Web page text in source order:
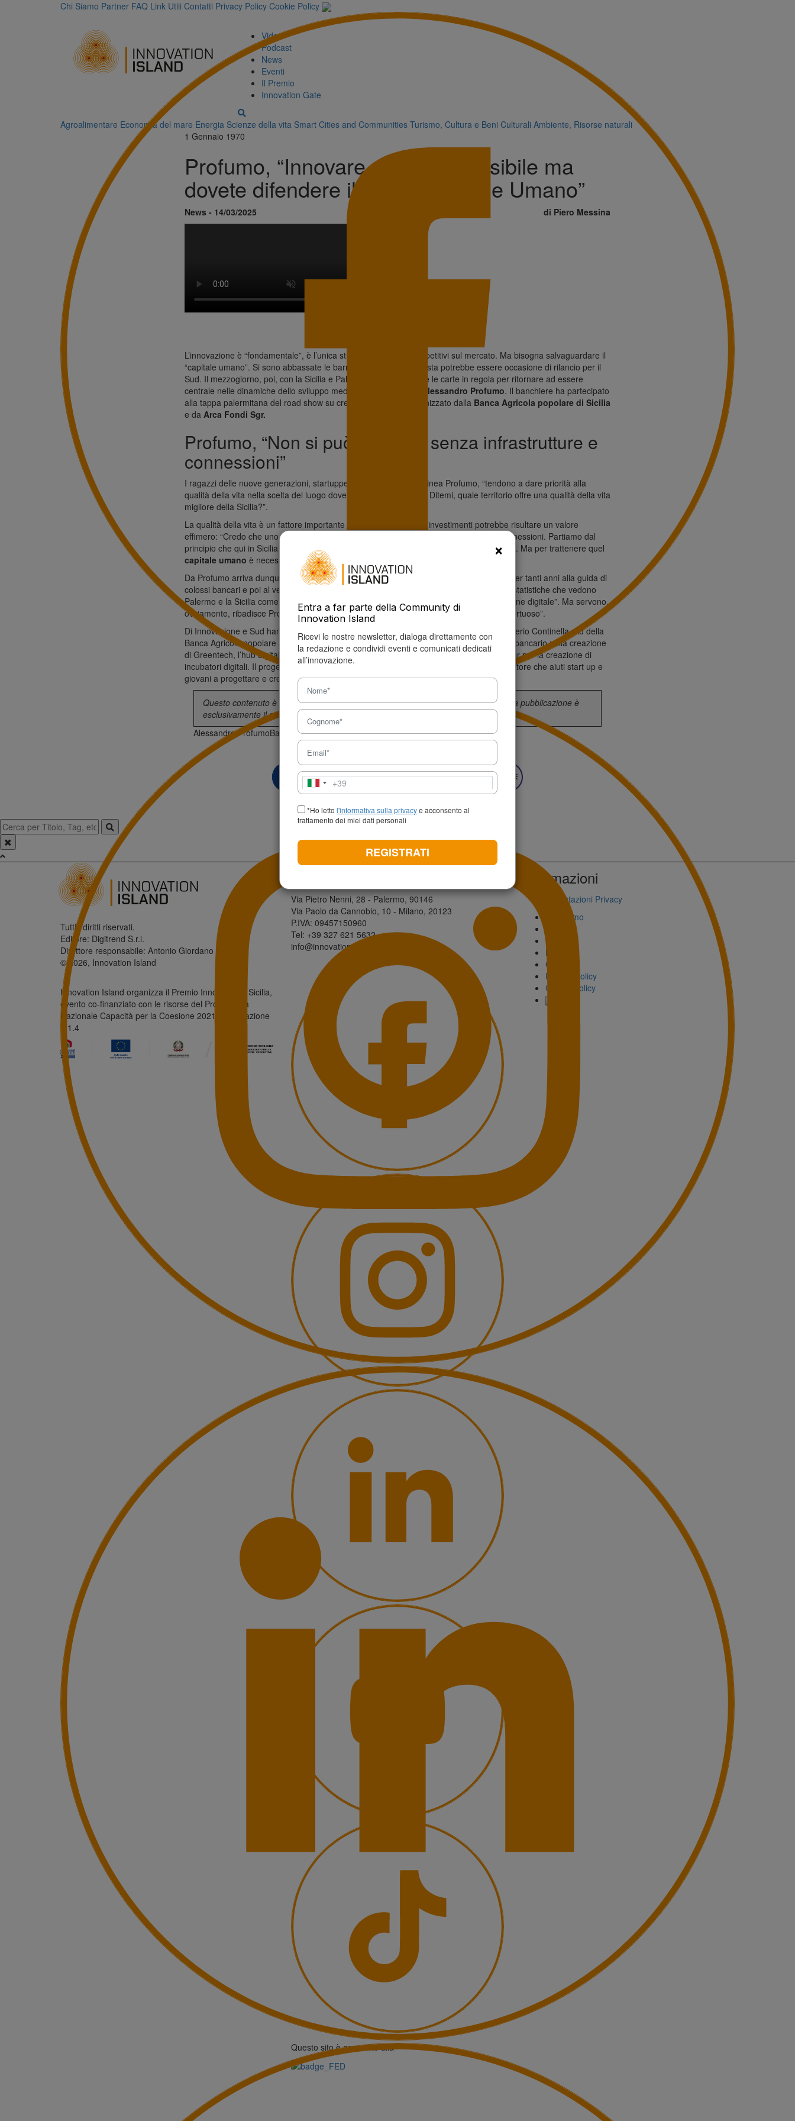
Chi Siamo Partner FAQ Link Utili Contatti Privacy Policy Cookie Policy
Video
Podcast
News
Eventi
Il Premio
Innovation Gate
Agroalimentare Economia del mare Energia Scienze della vita Smart Cities and Communities Turismo, Cultura e Beni Culturali Ambiente, Risorse naturali
1 Gennaio 1970
Profumo, “Innovare al Sud è possibile ma
dovete difendere il vostro Capitale Umano”
News - 14/03/2025 di Piero Messina
L’innovazione è “fondamentale”, è l’unica strada per restare competitivi sul mercato. Ma bisogna salvaguardare il
“capitale umano”. Si sono abbassate le barriere d’ingresso e questa potrebbe essere occasione di rilancio per il
Sud. Il mezzogiorno, poi, con la Sicilia e Palermo in testa, ha tutte le carte in regola per ritornare ad essere
centrale nelle dinamiche dello sviluppo mediterraneo. Parola di
Alessandro Profumo. Il banchiere ha partecipato
alla tappa palermitana del road show su credito e territorio, organizzato dalla Banca Agricola popolare di Sicilia
e da Arca Fondi Sgr.
Profumo, “Non si può innovare senza infrastrutture e
connessioni”
I ragazzi delle nuove generazioni, startupper e innovatori – sottolinea Profumo, “tendono a dare priorità alla
qualità della vita nella scelta del luogo dove vive e dove lavorare. Ditemi, quale territorio offre una qualità della vita
migliore della Sicilia?”.
La qualità della vita è un fattore importante ma non basta, senza investimenti potrebbe risultare un valore
effimero: “Credo che uno dei temi fondamentali sia quello delle infrastrutture e delle connessioni. Partiamo dal
principio che qui in Sicilia ci sono buone Università, come gli Atenei di Palermo e Catania. Ma per trattenere quel
capitale umano è necessario che gli imprenditori si diano da fare”.
Da Profumo arriva dunque un endorsment al territorio, al Sud. Le parole del manager, per tanti anni alla guida di
colossi bancari e poi al vertice di Leonardo Finmeccanica, è una conferma indiretta alle statistiche che vedono
Palermo e la Sicilia come una delle mete più ambite dai giovani impegnati nella “rivoluzione digitale”. Ma servono,
ovviamente, ribadisce Profumo, “investimenti e infrastrutture per creare un ecosistema virtuoso”.
Di Innovazione e Sud hanno parlato anche Lorenzo Bini Smaghi di Fondi Arca Sgr e Saverio Continella, Ad della
Banca Agricola popolare si Sicilia. ProprioContinellaha ricordato l’impegno del gruppo bancario nella creazione
di Greentech, l’hub digitale a
Ragusa: “Noi siamo risultati vincitori di uno primo bandi Pnnr per la creazione di
incubatori digitali. Il progetto è in fase avanzata di realizzazione . Il nostro sarà un incubatore che aiuti start up e
giovani a progettare e creare imprese in Sicilia”.
Questo contenuto è stato scritto da un utente dellaCommunity. Il responsabile della pubblicazione è
esclusivamente il suo autore.
Alessandro ProfumoBaps Capitale UmanoGreentechInnovazioneSaverio Continella
Tutti i diritti riservati.
Editore: Digitrend S.r.l.
Direttore responsabile: Antonio Giordano
© 2026, Innovation Island
Innovation Island organizza il Premio Innovazione Sicilia,
evento co-finanziato con le risorse del Programma
Nazionale Capacità per la Coesione 2021/2027 - azione
1.1.4
Via Pietro Nenni, 28 - Palermo, 90146
Via Paolo da Cannobio, 10 - Milano, 20123
P.IVA: 09457150960
Tel: +39 327 621 5632
info@innovationisland.it
Questo sito è associato alla
Informazioni
Impostazioni Privacy
Chi Siamo
FAQ
Link Utili
Contatti
Privacy Policy
Cookie Policy
×
Entra a far parte della Community di
Innovation Island
Ricevi le nostre newsletter, dialoga direttamente con
la redazione e condividi eventi e comunicati dedicati
all’innovazione.
Italia
+39
+39
*Ho letto l'informativa sulla privacye acconsento al
trattamento dei miei dati personali
REGISTRATI